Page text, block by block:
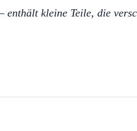
kleine Teile, die